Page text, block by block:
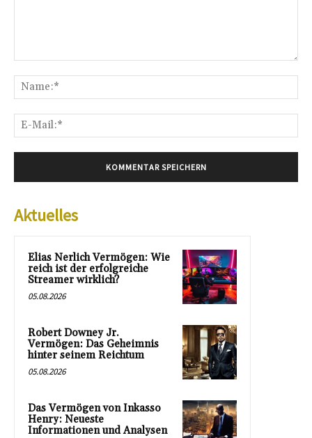
Aktuelles
Elias Nerlich Vermögen: Wie
reich ist der erfolgreiche
Streamer wirklich?
05.08.2026
Robert Downey Jr.
Vermögen: Das Geheimnis
hinter seinem Reichtum
05.08.2026
Das Vermögen von Inkasso
Henry: Neueste
Informationen und Analysen